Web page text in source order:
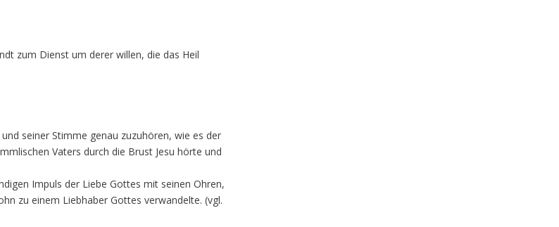
zum Dienst um derer willen, die das Heil
seiner Stimme genau zuzuhören, wie es der
Vaters durch die Brust Jesu hörte und
Impuls der Liebe Gottes mit seinen Ohren,
zu einem Liebhaber Gottes verwandelte. (vgl.